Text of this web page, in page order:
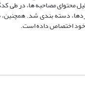
دسته بندی شد. همچنین،
خود اختصاص داده است.